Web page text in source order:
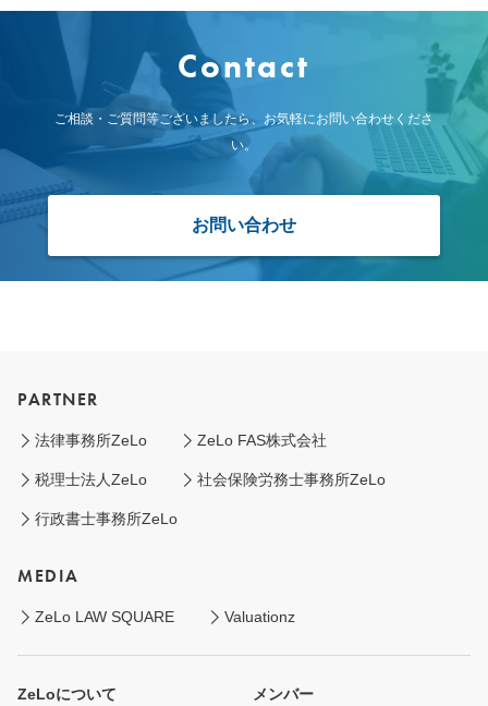
Contact
ご相談・ご質問等ございましたら、お気軽にお問い合わせくださ
い。
お問い合わせ
PARTNER
法律事務所ZeLo ZeLo FAS株式会社
税理士法人ZeLo 社会保険労務士事務所ZeLo
行政書士事務所ZeLo
MEDIA
ZeLo LAW SQUARE Valuationz
ZeLoについて メンバー